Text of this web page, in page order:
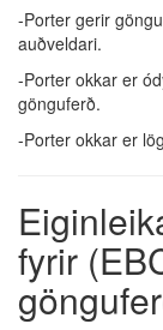
-Porter gerir
auðveldari.
-Porter okkar er
gönguferð.
-Porter okkar er
fyrir